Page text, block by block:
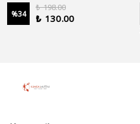
%34
₺ 198.00
₺ 130.00